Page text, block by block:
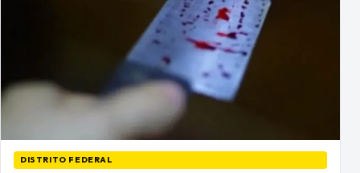
DISTRITO FEDERAL